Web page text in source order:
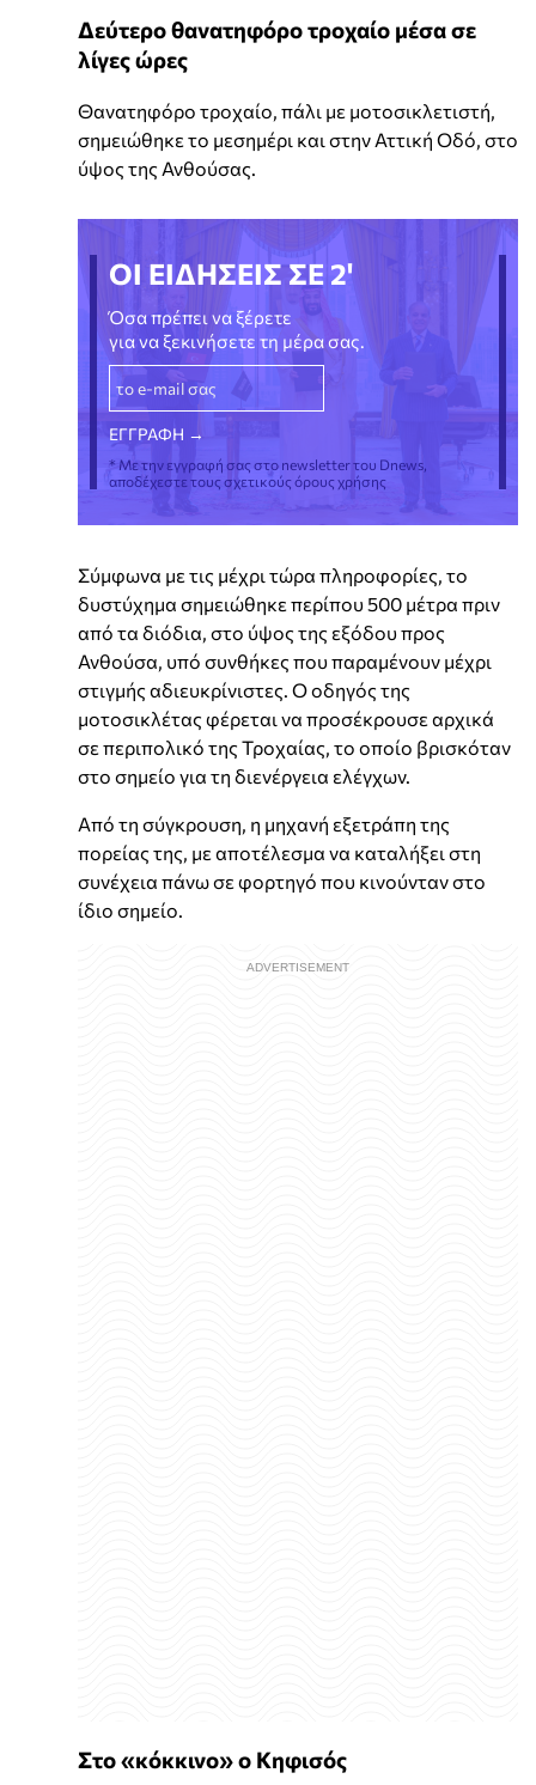
Δεύτερο θανατηφόρο τροχαίο μέσα σε
λίγες ώρες
Θανατηφόρο τροχαίο, πάλι με μοτοσικλετιστή,
σημειώθηκε το μεσημέρι και στην Αττική Οδό, στο
ύψος της Ανθούσας.
ΟΙ ΕΙΔΗΣΕΙΣ ΣΕ 2'
Όσα πρέπει να ξέρετε
για να ξεκινήσετε τη μέρα σας.
* Με την εγγραφή σας στο newsletter του Dnews,
αποδέχεστε τους σχετικούς όρους χρήσης
Σύμφωνα με τις μέχρι τώρα πληροφορίες, το
δυστύχημα σημειώθηκε περίπου 500 μέτρα πριν
από τα διόδια, στο ύψος της εξόδου προς
Ανθούσα, υπό συνθήκες που παραμένουν μέχρι
στιγμής αδιευκρίνιστες. Ο οδηγός της
μοτοσικλέτας φέρεται να προσέκρουσε αρχικά
σε περιπολικό της Τροχαίας, το οποίο βρισκόταν
στο σημείο για τη διενέργεια ελέγχων.
Από τη σύγκρουση, η μηχανή εξετράπη της
πορείας της, με αποτέλεσμα να καταλήξει στη
συνέχεια πάνω σε φορτηγό που κινούνταν στο
ίδιο σημείο.
Στο «κόκκινο» ο Κηφισός